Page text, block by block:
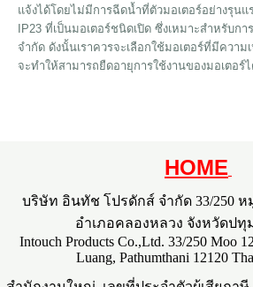
แจ้งได้โดยไม่มีการฉีดน้ำที่ตัวมอเตอร์อย่างรุนแ
IP23 ที่เป็นมอเตอร์ชนิดเปิด ซึ่งเหมาะสำหรับก
จำกัด ดังนั้นเราควรจะเลือกใช้มอเตอร์ที่มีควา
จะทำให้สามารถยืดอายุการใช้งานของมอเตอร์
HOME
บริษัท อินทัช โปรดักส์ จำกัด 33/250
อำเภอคลองหลวง จังหวัดปทุ
Intouch Products Co.,Ltd. 33/250 Moo
Luang, Pathumthani 12120